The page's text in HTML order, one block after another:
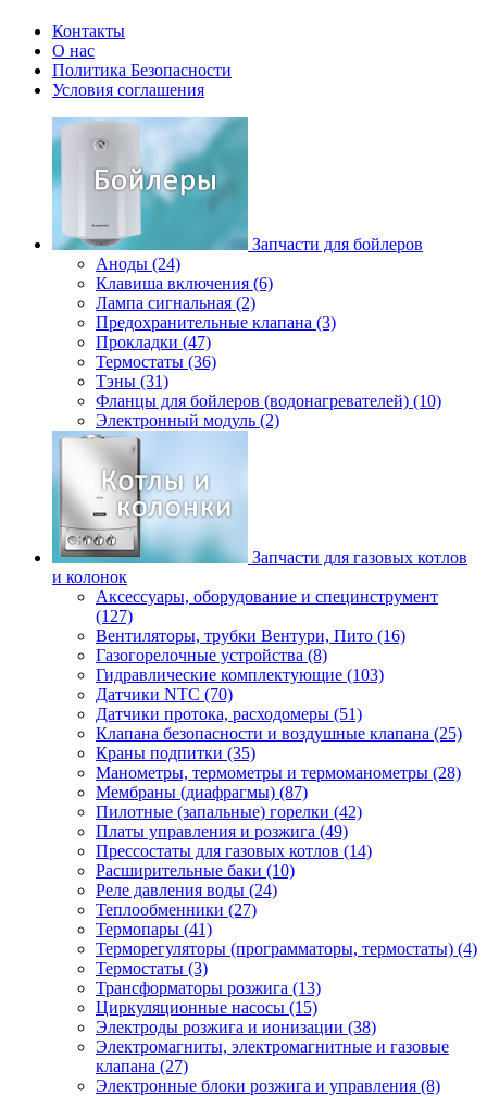
Контакты
О нас
Политика Безопасности
Условия соглашения
Запчасти для бойлеров
Аноды (24)
Клавиша включения (6)
Лампа сигнальная (2)
Предохранительные клапана (3)
Прокладки (47)
Термостаты (36)
Тэны (31)
Фланцы для бойлеров (водонагревателей) (10)
Электронный модуль (2)
Запчасти для газовых котлов
и колонок
Аксессуары, оборудование и специнструмент
(127)
Вентиляторы, трубки Вентури, Пито (16)
Газогорелочные устройства (8)
Гидравлические комплектующие (103)
Датчики NTC (70)
Датчики протока, расходомеры (51)
Клапана безопасности и воздушные клапана (25)
Краны подпитки (35)
Манометры, термометры и термоманометры (28)
Мембраны (диафрагмы) (87)
Пилотные (запальные) горелки (42)
Платы управления и розжига (49)
Прессостаты для газовых котлов (14)
Расширительные баки (10)
Реле давления воды (24)
Теплообменники (27)
Термопары (41)
Терморегуляторы (программаторы, термостаты) (4)
Термостаты (3)
Трансформаторы розжига (13)
Циркуляционные насосы (15)
Электроды розжига и ионизации (38)
Электромагниты, электромагнитные и газовые
клапана (27)
Электронные блоки розжига и управления (8)